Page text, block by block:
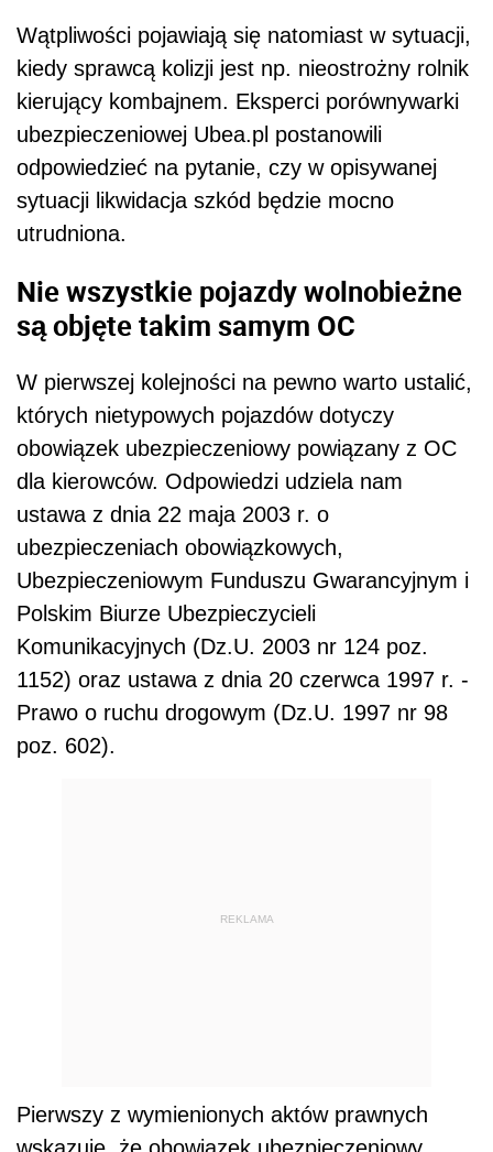
Wątpliwości pojawiają się natomiast w sytuacji,
kiedy sprawcą kolizji jest np. nieostrożny rolnik
kierujący kombajnem. Eksperci porównywarki
ubezpieczeniowej Ubea.pl postanowili
odpowiedzieć na pytanie, czy w opisywanej
sytuacji likwidacja szkód będzie mocno
utrudniona.
Nie wszystkie pojazdy wolnobieżne
są objęte takim samym OC
W pierwszej kolejności na pewno warto ustalić,
których nietypowych pojazdów dotyczy
obowiązek ubezpieczeniowy powiązany z OC
dla kierowców. Odpowiedzi udziela nam
ustawa z dnia 22 maja 2003 r. o
ubezpieczeniach obowiązkowych,
Ubezpieczeniowym Funduszu Gwarancyjnym i
Polskim Biurze Ubezpieczycieli
Komunikacyjnych (Dz.U. 2003 nr 124 poz.
1152) oraz ustawa z dnia 20 czerwca 1997 r. -
Prawo o ruchu drogowym (Dz.U. 1997 nr 98
poz. 602).
REKLAMA
Pierwszy z wymienionych aktów prawnych